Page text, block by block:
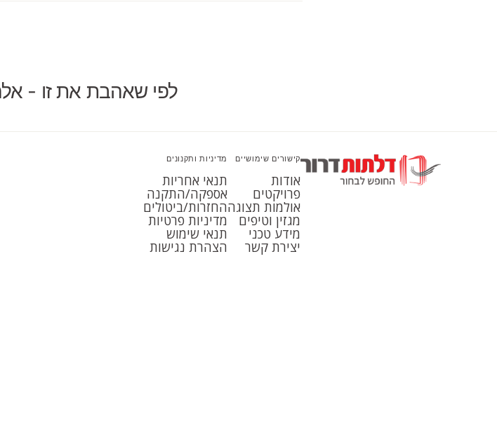
לפי שאהבת את זו - אלה
קישורים שימושיים
אודות
פרויקטים
אולמות תצוגה
מגזין וטיפים
מידע טכני
יצירת קשר
מדיניות ותקנונים
תנאי אחריות
אספקה/התקנה
החזרות/ביטולים
מדיניות פרטיות
תנאי שימוש
הצהרת נגישות